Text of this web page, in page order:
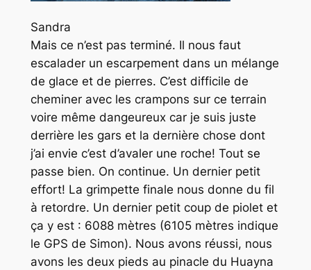
Sandra
Mais ce n’est pas terminé. Il nous faut
escalader un escarpement dans un mélange
de glace et de pierres. C’est difficile de
cheminer avec les crampons sur ce terrain
voire même dangeureux car je suis juste
derrière les gars et la dernière chose dont
j’ai envie c’est d’avaler une roche! Tout se
passe bien. On continue. Un dernier petit
effort! La grimpette finale nous donne du fil
à retordre. Un dernier petit coup de piolet et
ça y est : 6088 mètres (6105 mètres indique
le GPS de Simon). Nous avons réussi, nous
avons les deux pieds au pinacle du Huayna